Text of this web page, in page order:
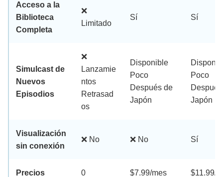
Acceso a la
Biblioteca
Completa
❌
Limitado
Sí Sí
Simulcast de
Nuevos
Episodios
❌
Lanzamie
ntos
Retrasad
os
Disponible
Poco
Después de
Japón
Poco
Japón
Visualización
sin conexión
❌ No ❌ No Sí
Precios 0 $7.99/mes $11.99/